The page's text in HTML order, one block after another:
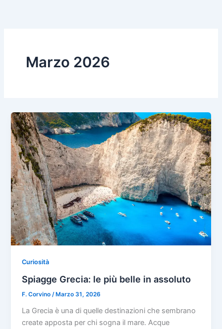
Marzo 2026
Curiosità
Spiagge Grecia: le più belle in assoluto
F. Corvino/ Marzo 31, 2026
La Grecia è una di quelle destinazioni che sembrano
create apposta per chi sogna il mare. Acque